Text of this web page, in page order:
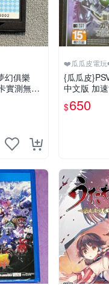
幻俱樂
實測無
機支援 ps
俱樂部
❤️瓜瓜皮電
{瓜瓜皮
中文版 加
域 千年的
收)
$650